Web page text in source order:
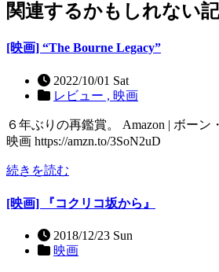
関連するかもしれない記
[映画] “The Bourne Legacy”
2022/10/01 Sat
レビュー , 映画
６年ぶりの再鑑賞。 Amazon | ボーン
映画 https://amzn.to/3SoN2uD
続きを読む
[映画] 『コクリコ坂から』
2018/12/23 Sun
映画